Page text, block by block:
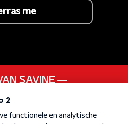
me
SAVINE
Heels